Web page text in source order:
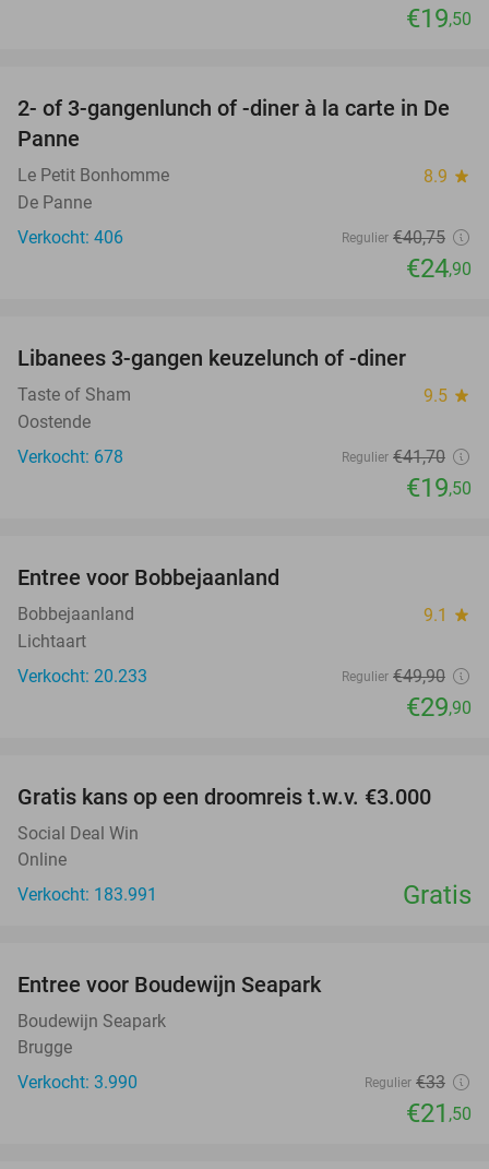
€19,50
39%
2- of 3-gangenlunch of -diner à la carte in De
Panne
Le Petit Bonhomme 8.9 star
De Panne
Verkocht: 406
Regulier €40,75
€24,90
Libanees 3-gangen keuzelunch of -diner
Taste of Sham 9.5 star
Oostende
Verkocht: 678
Regulier €41,70
€19,50
Entree voor Bobbejaanland
Bobbejaanland 9.1 star
Lichtaart
Verkocht: 20.233
Regulier €49,90
€29,90
Gratis kans op een droomreis t.w.v. €3.000
Social Deal Win
Online
Verkocht: 183.991
Gratis
Entree voor Boudewijn Seapark
Boudewijn Seapark
Brugge
Verkocht: 3.990
Regulier €33
€21 ,50